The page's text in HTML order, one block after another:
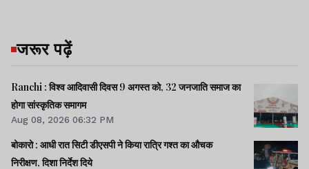
जरूर पढ़ें
Ranchi : विश्व आदिवासी दिवस 9 अगस्त को, 32 जनजाति समाज का
होगा सांस्कृतिक समागम
Aug 08, 2026 06:32 PM
बोकारो : आधी रात सिटी डीएसपी ने किया रात्रि गश्त का औचक
निरीक्षण, दिशा निर्देश दिये